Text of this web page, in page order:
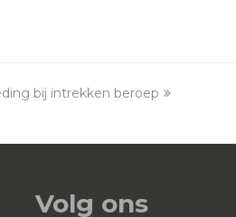
bij intrekken beroep
Volg ons